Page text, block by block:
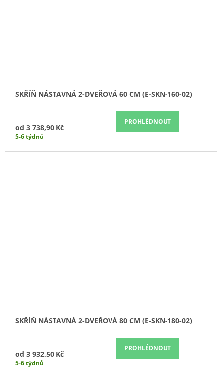
SKŘÍŇ NÁSTAVNÁ 2-DVEŘOVÁ 60 CM (E-SKN-160-02)
od 3 738,90 Kč
PROHLÉDNOUT
5-6 týdnů
SKŘÍŇ NÁSTAVNÁ 2-DVEŘOVÁ 80 CM (E-SKN-180-02)
od 3 932,50 Kč
PROHLÉDNOUT
5-6 týdnů